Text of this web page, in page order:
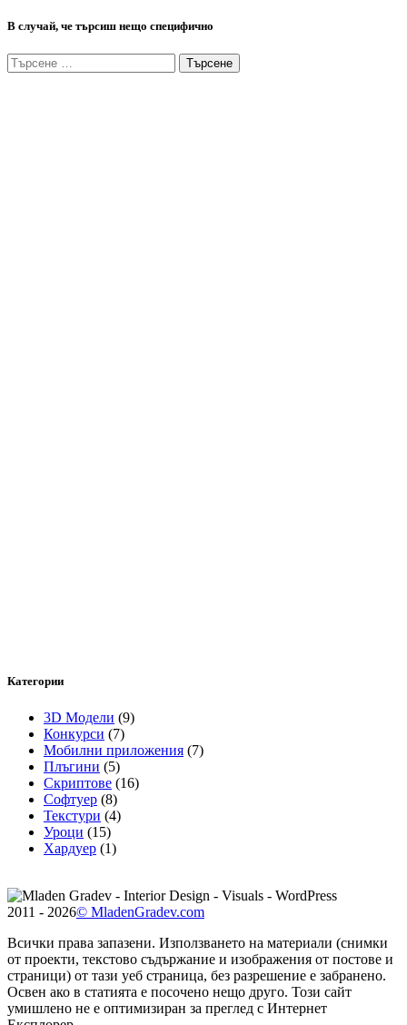
В случай, че търсиш нещо специфично
Търсене
за:
Категории
3D Модели (9)
Конкурси (7)
Мобилни приложения (7)
Плъгини (5)
Скриптове (16)
Софтуер (8)
Текстури (4)
Уроци (15)
Хардуер (1)
2011 - 2026© MladenGradev.com
Всички права запазени. Използването на материали (снимки
от проекти, текстово съдържание и изображения от постове и
страници) от тази уеб страница, без разрешение е забранено.
Освен ако в статията е посочено нещо друго. Този сайт
умишлено не е оптимизиран за преглед с Интернет